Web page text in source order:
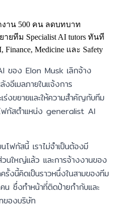
งาน 500 คน ลดบทบาท
ายทีม Specialist AI tutors ทันที
Medicine และ Safety
ของ Elon Musk เลิกจ้าง
เมลภายในแจ้งการ
งขยายและให้ความสำคัญกับทีม
กัสตำแหน่ง generalist AI
โฟกัสนี้ เราไม่จำเป็นต้องมี
ใหญ่แล้ว และการจ้างงานของ
งนี้คิดเป็นราวหนึ่งในสามของทีม
ซึ่งทำหน้าที่ติดป้ายกำกับและ
ของบริษัท